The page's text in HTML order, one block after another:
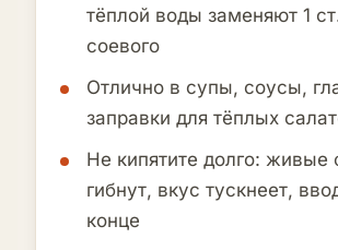
тёплой воды заменяют 1
соевого
Отлично в супы, соусы,
заправки для тёплых
Не кипятите долго: живые
гибнут, вкус тускнеет,
конце